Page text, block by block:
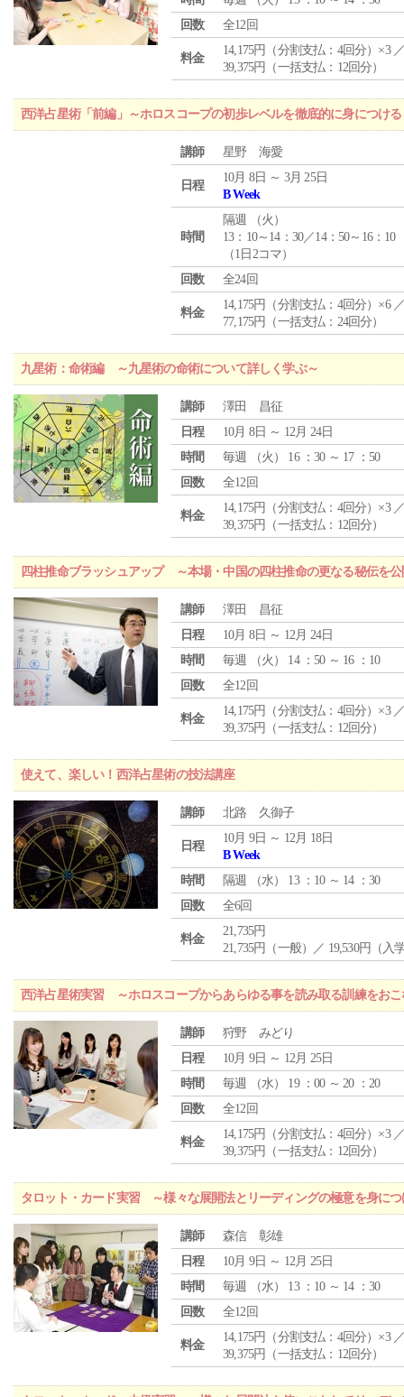
回数
全12回
料金
14,175円（分割支払：4回分）×3
39,375円（一括支払：12回分）
西洋占星術「前編」～ホロスコープの初歩レベルを徹底的に身につける
講師 星野 海愛
日程
10月 8日 ～ 3月 25日
B Week
時間
隔週 （火 ）
13：10～14：30／14：50～16：10
（1日2コマ）
回数
全24回
料金
14,175円（分割支払：4回分）×6
77,175円（一括支払：24回分）
九星術：命術編 ～九星術の命術について詳しく学ぶ～
講師
澤田 昌征
日程
10月 8日 ～ 12月 24日
時間
毎週 （火 ） 16 ：30 ～ 17 ：50
回数
全12回
料金
14,175円（分割支払：4回分）×3
39,375円（一括支払：12回分）
四柱推命ブラッシュアップ ～本場・中国の四柱推命の更なる秘伝を
講師
澤田 昌征
日程
10月 8日 ～ 12月 24日
時間
毎週 （火 ） 14 ：50 ～ 16 ：10
回数
全12回
料金
14,175円（分割支払：4回分）×3
39,375円（一括支払：12回分）
使えて、楽しい！西洋占星術の技法講座
講師 北路 久御子
日程
10月 9日 ～ 12月 18日
B Week
時間
隔週 （水） 13 ：10 ～ 14 ：30
回数
全6回
料金
21,735円
21,735円（一般）／ 19,530円（入
西洋占星術実習 ～ホロスコープからあらゆる事を読み取る訓練をおこ
講師
狩野 みどり
日程
10月 9日 ～ 12月 25日
時間
毎週 （水） 19 ：00 ～ 20 ：20
回数
全12回
料金
14,175円（分割支払：4回分）×3
39,375円（一括支払：12回分）
タロット・カード実習 ～様々な展開法とリーディングの極意を身につ
講師
森信 彰雄
日程
10月 9日 ～ 12月 25日
時間
毎週 （水） 13 ：10 ～ 14 ：30
回数
全12回
料金
14,175円（分割支払：4回分）×3
39,375円（一括支払：12回分）